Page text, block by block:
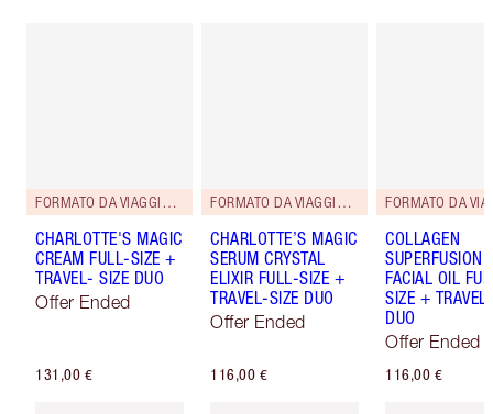
FORMATO DA VIAGGIO ABBINATO GRATUITO!
CHARLOTTE'S MAGIC
CREAM FULL-SIZE +
TRAVEL- SIZE DUO
Offer Ended
131,00 €
FORMATO DA VIAGGIO ABBINATO IN OMAGGIO!
CHARLOTTE’S MAGIC
SERUM CRYSTAL
ELIXIR FULL-SIZE +
TRAVEL-SIZE DUO
Offer Ended
116,00 €
COLLAGEN
SUPERFUSION
FACIAL OIL
SIZE +
DUO
Offer Ended
116,00 €